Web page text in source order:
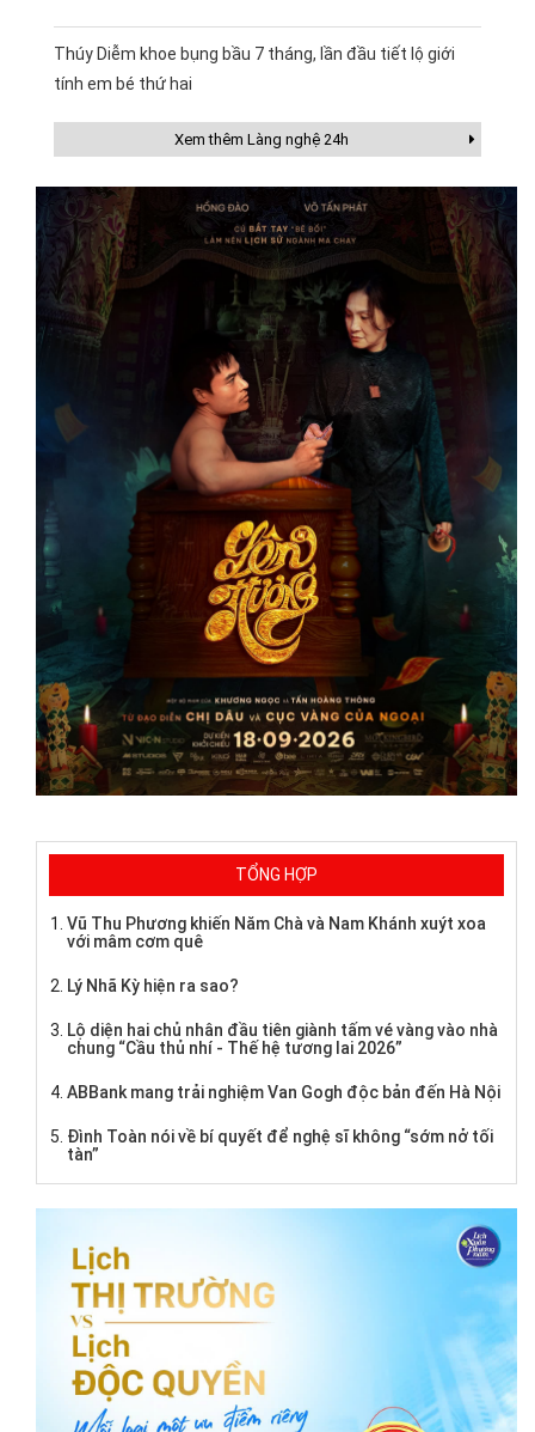
Thúy Diễm khoe bụng bầu 7 tháng, lần đầu tiết lộ giới
tính em bé thứ hai
Xem thêm Làng nghệ 24h
TỔNG HỢP
Vũ Thu Phương khiến Năm Chà và Nam Khánh xuýt xoa
với mâm cơm quê
Lý Nhã Kỳ hiện ra sao?
Lộ diện hai chủ nhân đầu tiên giành tấm vé vàng vào nhà
chung “Cầu thủ nhí - Thế hệ tương lai 2026”
ABBank mang trải nghiệm Van Gogh độc bản đến Hà Nội
Đình Toàn nói về bí quyết để nghệ sĩ không “sớm nở tối
tàn”